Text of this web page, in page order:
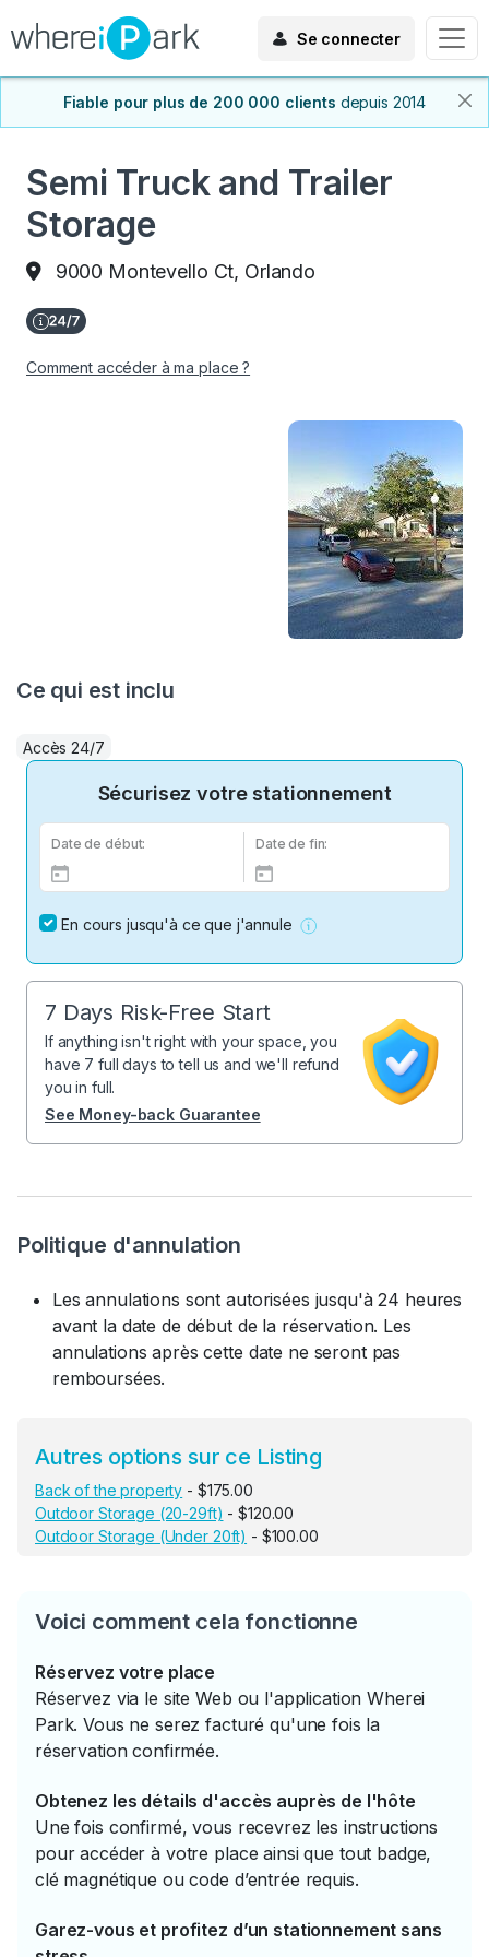
Se connecter
Fiable pour plus de 200 000 clients depuis 2014
Semi Truck and Trailer
Storage
9000 Montevello Ct, Orlando
Comment accéder à ma place ?
Politique d'annulation
Les annulations sont autorisées jusqu'à 24 heures
avant la date de début de la réservation. Les
annulations après cette date ne seront pas
remboursées.
Autres options sur ce Listing
Back of the property - $175.00
Outdoor Storage (20-29ft) - $120.00
Outdoor Storage (Under 20ft) - $100.00
Voici comment cela fonctionne
Réservez votre place
Réservez via le site Web ou l'application Wherei
Park. Vous ne serez facturé qu'une fois la
réservation confirmée.
Obtenez les détails d'accès auprès de l'hôte
Une fois confirmé, vous recevrez les instructions
pour accéder à votre place ainsi que tout badge,
clé magnétique ou code d’entrée requis.
Garez-vous et profitez d’un stationnement sans
Ce qui est inclu
Accès 24/7
Sécurisez votre stationnement
Date de début: Date de fin:
En cours jusqu'à ce que j'annule
7 Days Risk-Free Start
If anything isn't right with your space, you
have 7 full days to tell us and we'll refund
you in full.
See Money-back Guarantee